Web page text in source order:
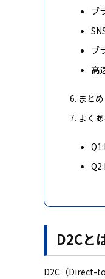
ブ
ブ
高
まとめ
よく
D2Cと
D2C（Direct-